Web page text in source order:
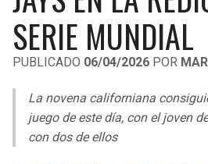
LIGA DE EXPANSIÓN MX
LEAGUES CUP
UEFA EUROPA LEAGUE
UEFA CONFERENCE LEAGUE
COPA LIBERTADORES
COPA SUDAMERICANA
RAIDERS
RAVENS
CAVALIERS
PACERS
SERIE MUNDIAL
PUBLICADO 06/04/2026 POR
La novena californiana
juego de este día, con el joven
con dos de ellos